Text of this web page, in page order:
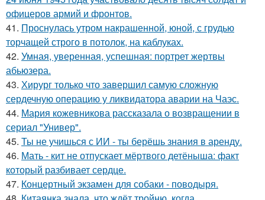
офицеров армий и фронтов.
41. Проснулась утром накрашенной, юной, с грудью
торчащей строго в потолок, на каблуках.
42. Умная, уверенная, успешная: портрет жертвы
абьюзера.
43. Хирург только что завершил самую сложную
сердечную операцию у ликвидатора аварии на Чаэс.
44. Мария кожевникова рассказала о возвращении в
сериал "Универ".
45. Ты не учишься с ИИ - ты берёшь знания в аренду.
46. Мать - кит не отпускает мёртвого детёныша: факт
который разбивает сердце.
47. Концертный экзамен для собаки - поводыря.